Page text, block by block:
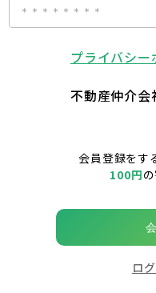
プライバシー
不動産仲介会
会員登録をす
100円
ロ